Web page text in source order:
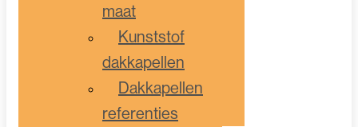
maat
Kunststof
dakkapellen
Dakkapellen
referenties